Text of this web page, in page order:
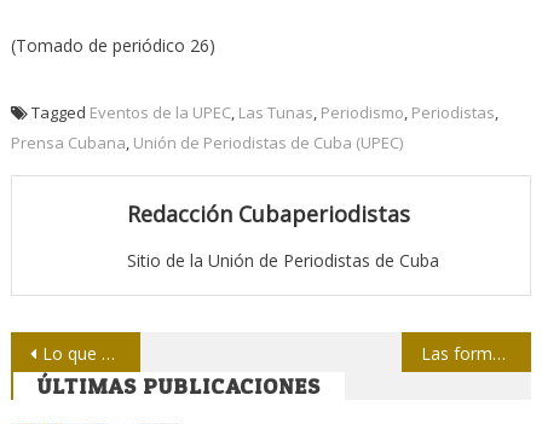
(Tomado de periódico 26)
Tagged Eventos de la UPEC, Las Tunas, Periodismo, Periodistas,
Prensa Cubana, Unión de Periodistas de Cuba (UPEC)
Redacción Cubaperiodistas
Sitio de la Unión de Periodistas de Cuba
Navegación
de
Lo que publican nuestros medios: Girones en mi agenda… y teléfono Las formas adonde, a donde y donde
ÚLTIMAS PUBLICACIONES